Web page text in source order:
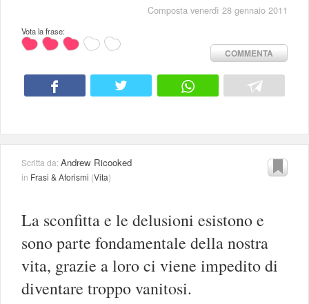
Composta venerdì 28 gennaio 2011
Vota la frase:
COMMENTA
Scritta da:Andrew Ricooked
in Frasi & Aforismi (Vita)
La sconfitta e le delusioni esistono e
sono parte fondamentale della nostra
vita, grazie a loro ci viene impedito di
diventare troppo vanitosi.